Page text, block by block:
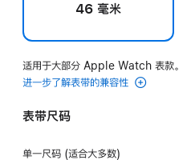
46 毫米
适用于大部分 Apple Watch 表款。
进一步了解表带的兼容性
表带尺码
单一尺码 (适合大多数)